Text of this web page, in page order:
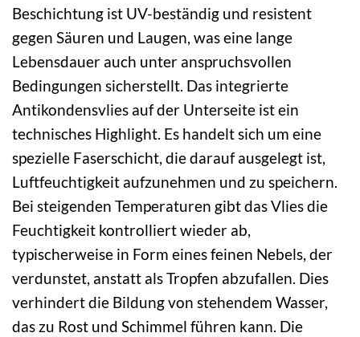
Beschichtung ist UV-beständig und resistent
gegen Säuren und Laugen, was eine lange
Lebensdauer auch unter anspruchsvollen
Bedingungen sicherstellt. Das integrierte
Antikondensvlies auf der Unterseite ist ein
technisches Highlight. Es handelt sich um eine
spezielle Faserschicht, die darauf ausgelegt ist,
Luftfeuchtigkeit aufzunehmen und zu speichern.
Bei steigenden Temperaturen gibt das Vlies die
Feuchtigkeit kontrolliert wieder ab,
typischerweise in Form eines feinen Nebels, der
verdunstet, anstatt als Tropfen abzufallen. Dies
verhindert die Bildung von stehendem Wasser,
das zu Rost und Schimmel führen kann. Die